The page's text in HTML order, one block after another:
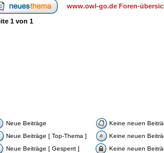
www.owl-go.de Foren-
1 von 1
Neue Beiträge
Keine neuen
Neue Beiträge [ Top-Thema ]
Keine neuen
Neue Beiträge [ Gesperrt ]
Keine neuen